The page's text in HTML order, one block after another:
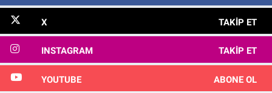
X TAKIP ET
INSTAGRAM TAKIP ET
YOUTUBE ABONE OL